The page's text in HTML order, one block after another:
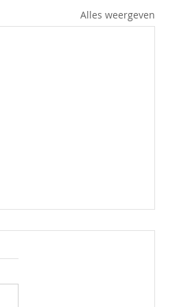
Alles weergeven